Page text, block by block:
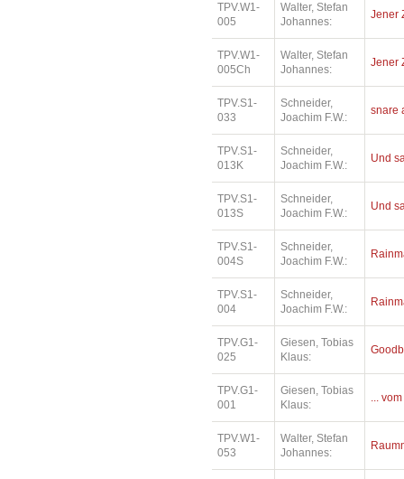
TPV.W1-
005
Walter, Stefan
Johannes:
Jener
TPV.W1-
005Ch
Walter, Stefan
Johannes:
Jener
TPV.S1-
033
Schneider,
Joachim F.W.:
snare
TPV.S1-
013K
Schneider,
Joachim F.W.:
Und
TPV.S1-
013S
Schneider,
Joachim F.W.:
Und
TPV.S1-
004S
Schneider,
Joachim F.W.:
TPV.S1-
004
Schneider,
Joachim F.W.:
TPV.G1-
025
Giesen, Tobias
Klaus:
TPV.G1-
001
Giesen, Tobias
Klaus:
...
TPV.W1-
053
Walter, Stefan
Johannes: